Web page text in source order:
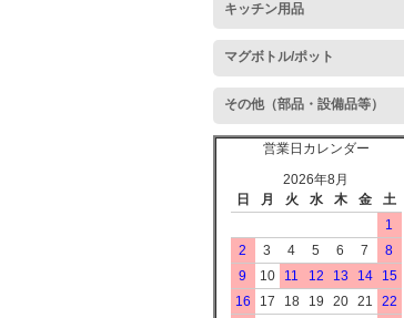
キッチン用品
マグボトル/ポット
その他（部品・設備品等）
営業日カレンダー
2026年8月
日
月 火 水 木 金
土
1
2
3 4 5 6 7
8
9
10 11 12 13 14
15
16
17 18 19 20 21
22